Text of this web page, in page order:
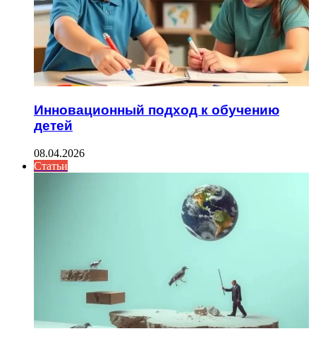
Инновационный подход к обучению
детей
08.04.2026
Статьи